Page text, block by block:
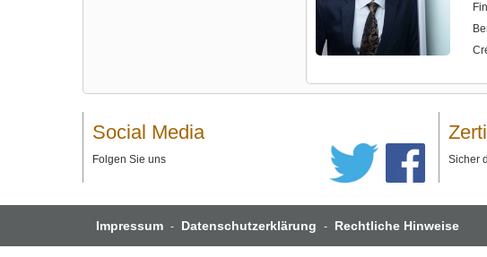
Social Media
Folgen Sie uns Sicher
Impressum - Datenschutzerklärung - Rechtliche Hinweise